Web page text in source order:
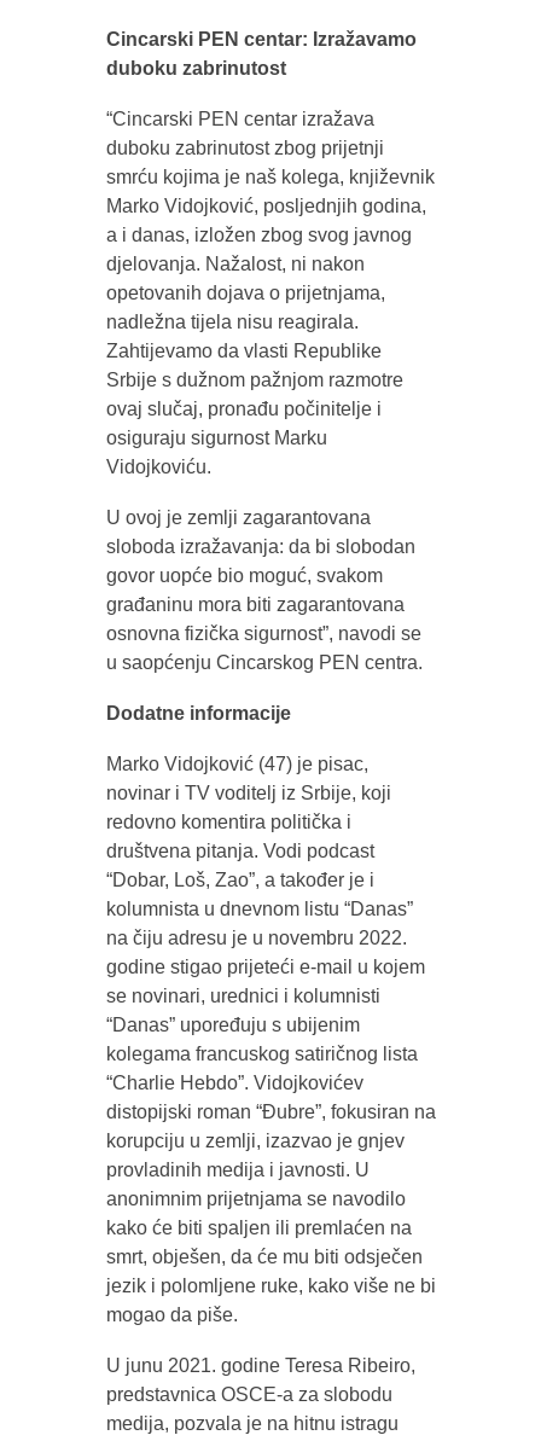
Cincarski PEN centar: Izražavamo
duboku zabrinutost
“Cincarski PEN centar izražava
duboku zabrinutost zbog prijetnji
smrću kojima je naš kolega, književnik
Marko Vidojković, posljednjih godina,
a i danas, izložen zbog svog javnog
djelovanja. Nažalost, ni nakon
opetovanih dojava o prijetnjama,
nadležna tijela nisu reagirala.
Zahtijevamo da vlasti Republike
Srbije s dužnom pažnjom razmotre
ovaj slučaj, pronađu počinitelje i
osiguraju sigurnost Marku
Vidojkoviću.
U ovoj je zemlji zagarantovana
sloboda izražavanja: da bi slobodan
govor uopće bio moguć, svakom
građaninu mora biti zagarantovana
osnovna fizička sigurnost”, navodi se
u saopćenju Cincarskog PEN centra.
Dodatne informacije
Marko Vidojković (47) je pisac,
novinar i TV voditelj iz Srbije, koji
redovno komentira politička i
društvena pitanja. Vodi podcast
“Dobar, Loš, Zao”, a također je i
kolumnista u dnevnom listu “Danas”
na čiju adresu je u novembru 2022.
godine stigao prijeteći e-mail u kojem
se novinari, urednici i kolumnisti
“Danas” upoređuju s ubijenim
kolegama francuskog satiričnog lista
“Charlie Hebdo”. Vidojkovićev
distopijski roman “Đubre”, fokusiran na
korupciju u zemlji, izazvao je gnjev
provladinih medija i javnosti. U
anonimnim prijetnjama se navodilo
kako će biti spaljen ili premlaćen na
smrt, obješen, da će mu biti odsječen
jezik i polomljene ruke, kako više ne bi
mogao da piše.
U junu 2021. godine Teresa Ribeiro,
predstavnica OSCE-a za slobodu
medija, pozvala je na hitnu istragu